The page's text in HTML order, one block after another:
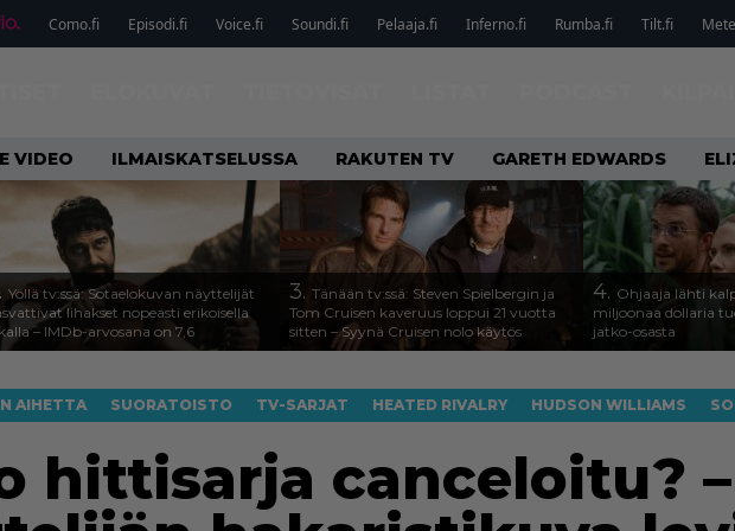
Como.fi Episodi.fi Voice.fi Soundi.fi Pelaaja.fi Inferno.fi Rumba.fi Tilt.fi
VIDEO ILMAISKATSELUSSA RAKUTEN TV GARETH EDWARDS
Yöllä tv:ssä: Sotaelokuvan näyttelijät
lihakset nopeasti erikoisella
– IMDb-arvosana on 7,6
3. Tänään tv:ssä: Steven Spielbergin ja
Tom Cruisen kaveruus loppui 21 vuotta
sitten – Syynä Cruisen nolo käytös
4. Ohjaaja lähti
miljoonaa dollaria
jatko-osasta
AIHETTA SUORATOISTO TV-SARJAT HEATED RIVALRY HUDSON WILLIAMS
hittisarja canceloitu? –